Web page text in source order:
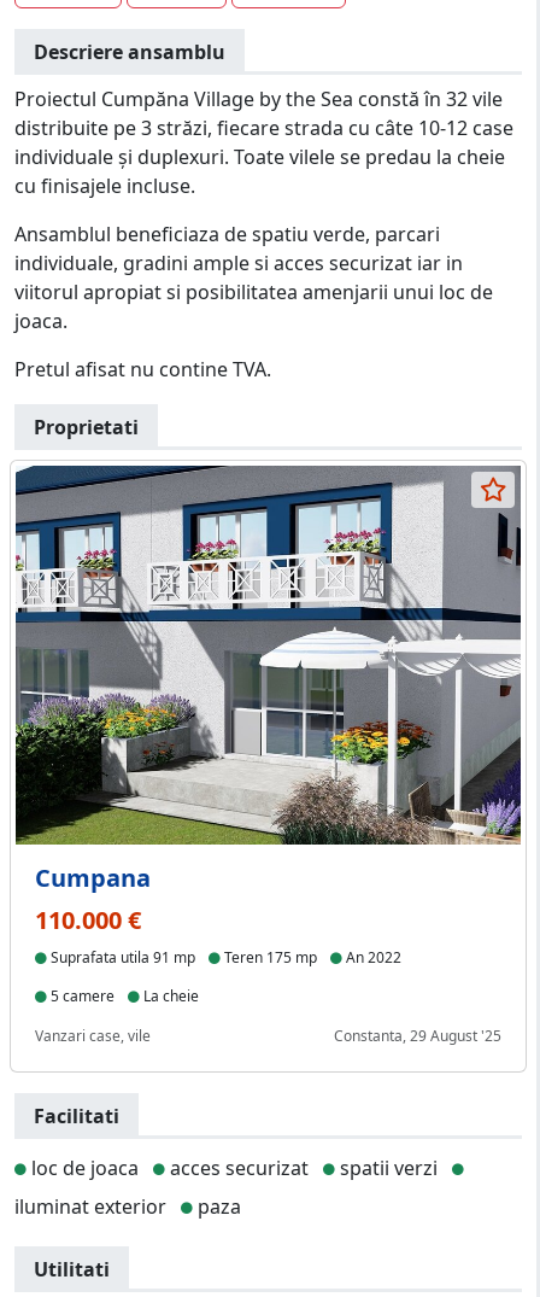
Descriere ansamblu
Proiectul Cumpăna Village by the Sea constă în 32 vile
distribuite pe 3 străzi, fiecare strada cu câte 10-12 case
individuale și duplexuri. Toate vilele se predau la cheie
cu finisajele incluse.
Ansamblul beneficiaza de spatiu verde, parcari
individuale, gradini ample si acces securizat iar in
viitorul apropiat si posibilitatea amenjarii unui loc de
joaca.
Pretul afisat nu contine TVA.
Proprietati
Cumpana
110.000 €
Suprafata utila 91 mp Teren 175 mp
An 2022
5 camere
La cheie
Vanzari case, vile
Constanta, 29 August '25
Facilitati
loc de joaca
acces securizat
spatii verzi
iluminat exterior
paza
Utilitati